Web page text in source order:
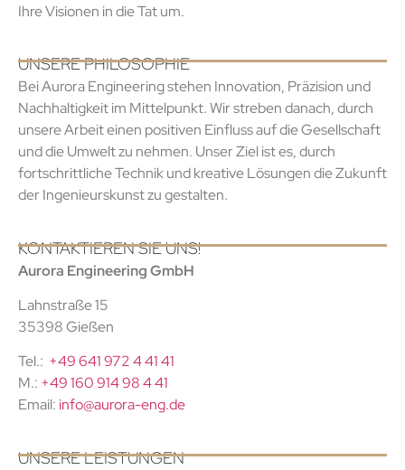
Ihre Visionen in die Tat um.
UNSERE PHILOSOPHIE
Bei Aurora Engineering stehen Innovation, Präzision und
Nachhaltigkeit im Mittelpunkt. Wir streben danach, durch
unsere Arbeit einen positiven Einfluss auf die Gesellschaft
und die Umwelt zu nehmen. Unser Ziel ist es, durch
fortschrittliche Technik und kreative Lösungen die Zukunft
der Ingenieurskunst zu gestalten.
KONTAKTIEREN SIE UNS!
Aurora Engineering GmbH
Lahnstraße 15
35398 Gießen
Tel.: +49 641 972 4 41 41
M.: +49 160 914 98 4 41
Email: info@aurora-eng.de
UNSERE LEISTUNGEN